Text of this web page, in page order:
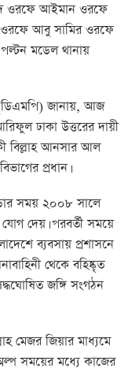
ওরফে আইমান ওরফে
ওরফে আবু সামির ওরফে
মডেল থানায়
(ডিএমপি) জানায়, আজ
ঢাকা উত্তরের দায়ী
বিল্লাহ আনসার আল
প্রধান।
সময় ২০০৮ সালে
দেয়। পরবর্তী সময়ে
ব্যবসায় প্রশাসনে
থেকে বহিষ্কৃত
জঙ্গি সংগঠন
মেজর জিয়ার মাধ্যমে
সময়ের মধ্যে কাজের